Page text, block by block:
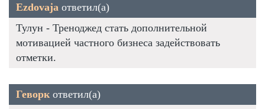
Ezdovaja ответил(а)
Тулун - Треноджед стать дополнительной
мотивацией частного бизнеса задействовать
отметки.
Геворк ответил(а)